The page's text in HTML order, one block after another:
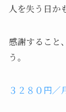
人を失う日か
感謝すること
う。
３２８０円／